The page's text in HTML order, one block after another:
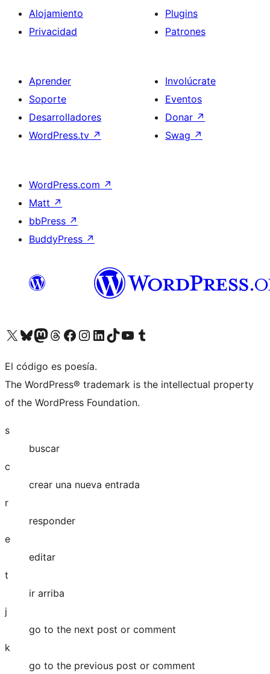
Alojamiento
Privacidad
Plugins
Patrones
Aprender
Soporte
Desarrolladores
WordPress.tv ↗
Involúcrate
Eventos
Donar ↗
Swag ↗
WordPress.com ↗
Matt ↗
bbPress ↗
BuddyPress ↗
Visita nuestra cuenta de X (anteriormente Twitter)
Visita nuestra cuenta de Bluesky
Visita nuestra cuenta de Mastodon
Visita nuestra cuenta de Threads
Visita nuestra página de Facebook
Visita nuestra cuenta de Instagram
Visita nuestra cuenta de LinkedIn
Visita nuestra cuenta de TikTok
Visita nuestro canal de YouTube
Visita nuestra cuenta de Tumblr
El código es poesía.
The WordPress® trademark is the intellectual property
of the WordPress Foundation.
s
buscar
c
crear una nueva entrada
r
responder
e
editar
t
ir arriba
j
go to the next post or comment
k
go to the previous post or comment